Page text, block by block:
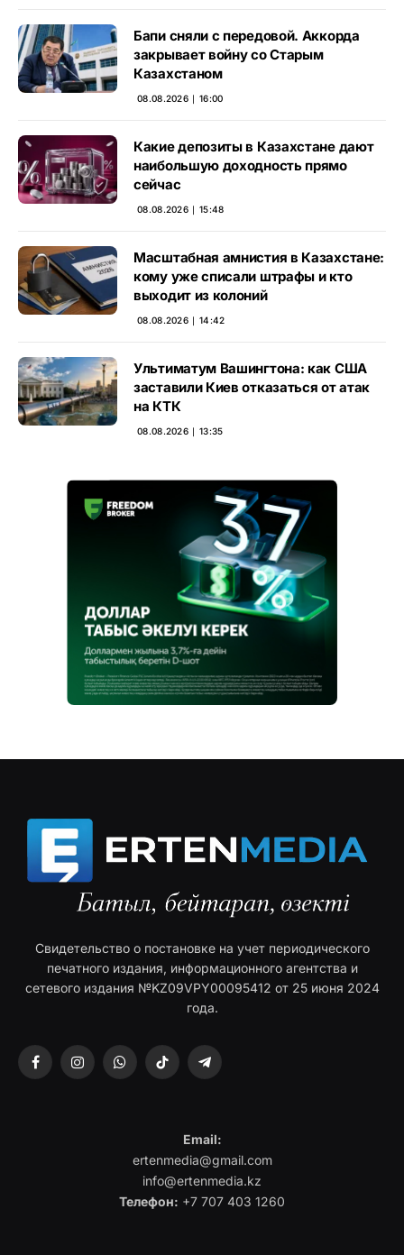
Бапи сняли с передовой. Аккорда
закрывает войну со Старым
Казахстаном
08.08.2026 ∣ 16:00
Какие депозиты в Казахстане дают
наибольшую доходность прямо
сейчас
08.08.2026 ∣ 15:48
Масштабная амнистия в Казахстане:
кому уже списали штрафы и кто
выходит из колоний
08.08.2026 ∣ 14:42
Ультиматум Вашингтона: как США
заставили Киев отказаться от атак
на КТК
08.08.2026 ∣ 13:35
Свидетельство о постановке на учет периодического
печатного издания, информационного агентства и
сетевого издания №KZ09VPY00095412 от 25 июня 2024
года.
FacebookInstagramWhatsAppTikTok Telegram
Email:
ertenmedia@gmail.com
info@ertenmedia.kz
Телефон: +7 707 403 1260